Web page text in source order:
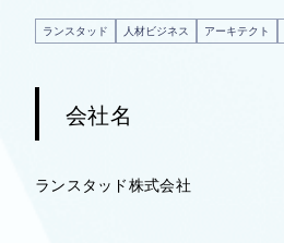
ランスタッド 人材ビジネス アーキテクト
会社名
ランスタッド株式会社